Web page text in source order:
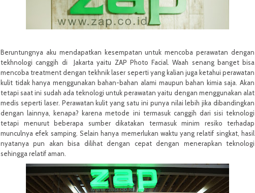
Beruntungnya aku mendapatkan kesempatan untuk mencoba perawatan dengan
tekhnologi canggih di Jakarta yaitu ZAP Photo Facial. Waah senang banget bisa
mencoba treatment dengan tekhnik laser seperti yang kalian juga ketahui perawatan
kulit tidak hanya menggunakan bahan-bahan alami maupun bahan kimia saja. Akan
tetapi saat ini sudah ada teknologi untuk perawatan yaitu dengan menggunakan alat
medis seperti laser. Perawatan kulit yang satu ini punya nilai lebih jika dibandingkan
dengan lainnya, kenapa? karena metode ini termasuk canggih dari sisi teknologi
tetapi menurut beberapa sumber dikatakan termasuk minim resiko terhadap
munculnya efek samping. Selain hanya memerlukan waktu yang relatif singkat, hasil
nyatanya pun akan bisa dilihat dengan cepat dengan menerapkan teknologi
sehingga relatif aman.